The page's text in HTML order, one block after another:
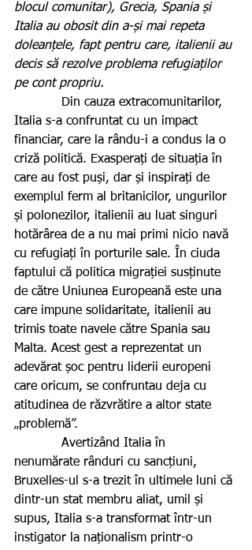
blocul comunitar), Grecia, Spania și
Italia au obosit din a-și mai repeta
doleanțele, fapt pentru care, italienii au
decis să rezolve problema refugiaților
pe cont propriu.
Italia s-a confruntat cu un impact
financiar, care la rându-i a condus la o
criză politică. Exasperați de situația în
care au fost puși, dar și inspirați de
exemplul ferm al britanicilor, ungurilor
și polonezilor, italienii au luat singuri
hotărârea de a nu mai primi nicio navă
cu refugiați în porturile sale. În ciuda
faptului că politica migrației susținute
de către Uniunea Europeană este una
care impune solidaritate, italienii au
trimis toate navele către Spania sau
Malta. Acest gest a reprezentat un
adevărat șoc pentru liderii europeni
care oricum, se confruntau deja cu
atitudinea de răzvrătire a altor state
„problemă”.
nenumărate rânduri cu sancțiuni,
Bruxelles-ul s-a trezit în ultimele luni că
dintr-un stat membru aliat, umil și
supus, Italia s-a transformat într-un
instigator la naționalism printr-o